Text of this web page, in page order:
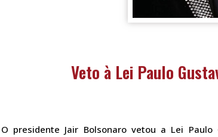
Veto à Lei Paulo
O presidente Jair Bolsonaro vetou a Lei